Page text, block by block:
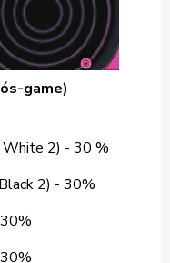
game)
White 2) - 30 %
2) - 30%
30%